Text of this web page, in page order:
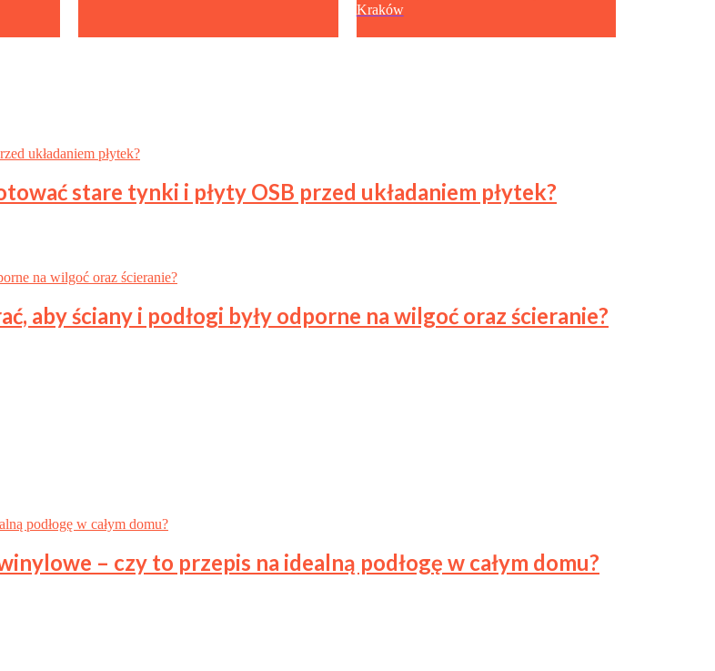
Kraków
stare tynki i płyty OSB przed układaniem płytek?
aby ściany i podłogi były odporne na wilgoć oraz ścieranie?
– czy to przepis na idealną podłogę w całym domu?